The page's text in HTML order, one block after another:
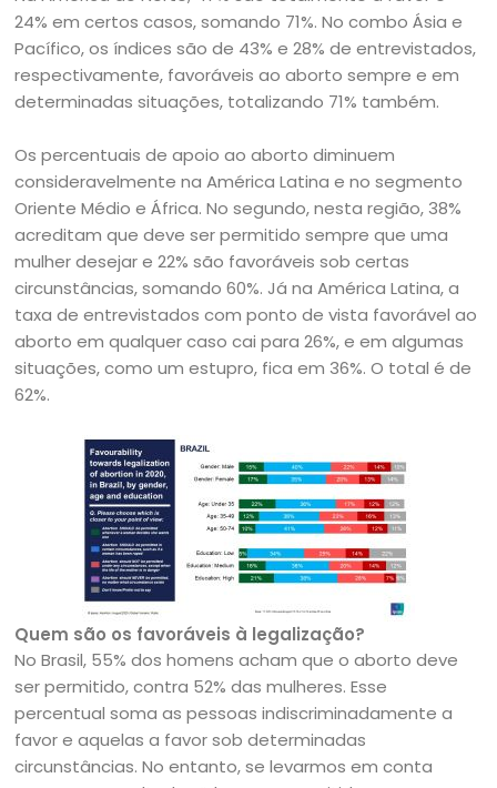
24% em certos casos, somando 71%. No combo Ásia e
Pacífico, os índices são de 43% e 28% de entrevistados,
respectivamente, favoráveis ao aborto sempre e em
determinadas situações, totalizando 71% também.
Os percentuais de apoio ao aborto diminuem
consideravelmente na América Latina e no segmento
Oriente Médio e África. No segundo, nesta região, 38%
acreditam que deve ser permitido sempre que uma
mulher desejar e 22% são favoráveis sob certas
circunstâncias, somando 60%. Já na América Latina, a
taxa de entrevistados com ponto de vista favorável ao
aborto em qualquer caso cai para 26%, e em algumas
situações, como um estupro, fica em 36%. O total é de
62%.
Quem são os favoráveis à legalização?
No Brasil, 55% dos homens acham que o aborto deve
ser permitido, contra 52% das mulheres. Esse
percentual soma as pessoas indiscriminadamente a
favor e aquelas a favor sob determinadas
circunstâncias. No entanto, se levarmos em conta